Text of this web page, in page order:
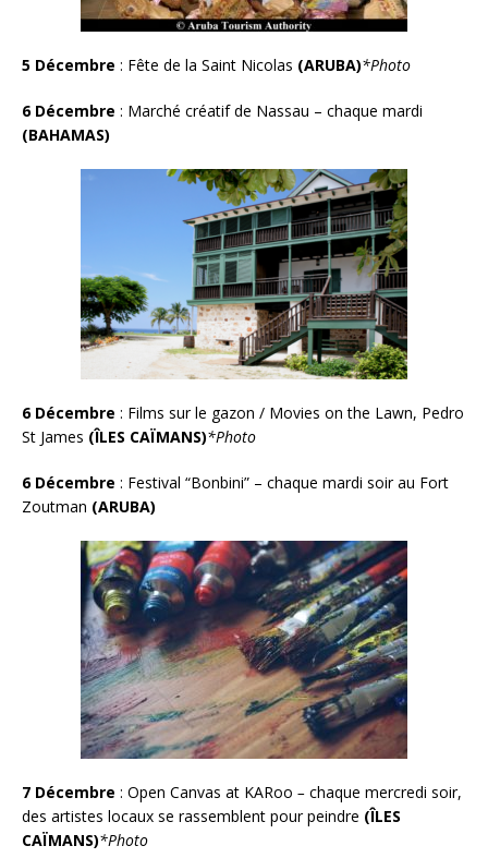
5 Décembre : Fête de la Saint Nicolas (ARUBA)*Photo
6 Décembre : Marché créatif de Nassau – chaque mardi
(BAHAMAS)
6 Décembre : Films sur le gazon / Movies on the Lawn, Pedro
St James (ÎLES CAÏMANS)*Photo
6 Décembre : Festival “Bonbini” – chaque mardi soir au Fort
Zoutman (ARUBA)
7 Décembre : Open Canvas at KARoo – chaque mercredi soir,
des artistes locaux se rassemblent pour peindre (ÎLES
CAÏMANS)*Photo